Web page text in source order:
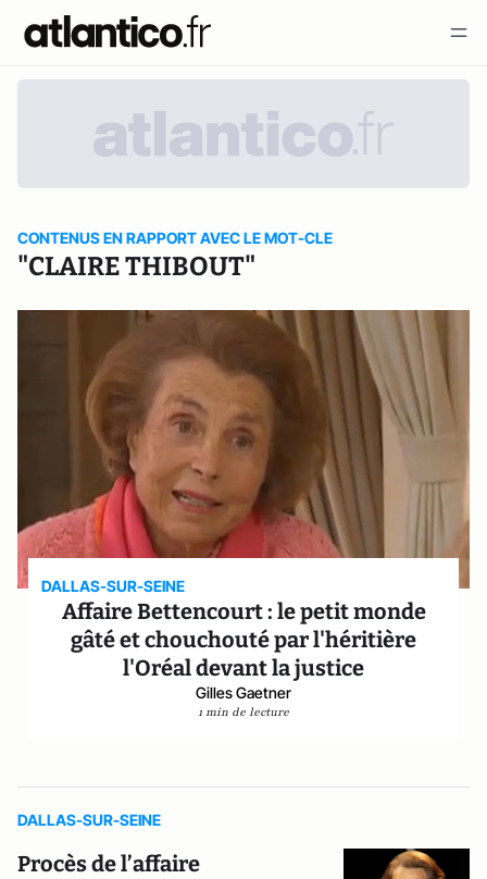
CONTENUS EN RAPPORT AVEC LE MOT-CLE
"CLAIRE THIBOUT"
DALLAS-SUR-SEINE
Affaire Bettencourt : le petit monde
gâté et chouchouté par l'héritière
l'Oréal devant la justice
Gilles Gaetner
1 min de lecture
DALLAS-SUR-SEINE
Procès de l’affaire